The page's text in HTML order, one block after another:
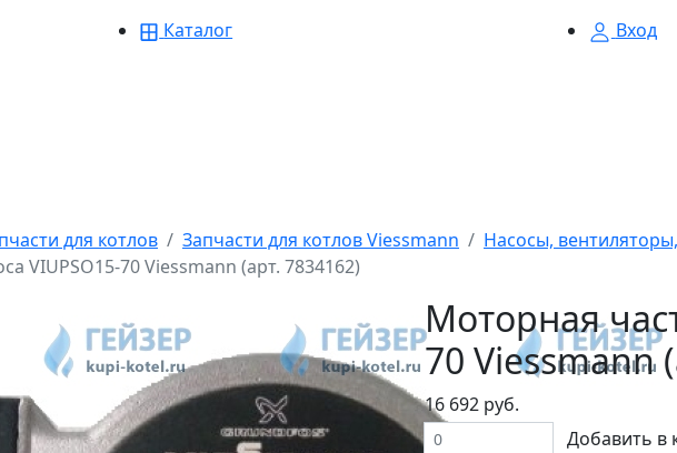
Каталог Вход
для котлов Запчасти для котлов Viessmann
Насосы,
VIUPSO15-70 Viessmann (арт. 7834162)
Моторная
70 Viessmann
16 692 руб.
Добавить в